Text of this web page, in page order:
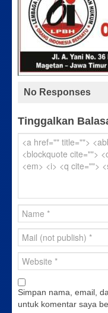
No Responses
Tinggalkan
Simpan nama, email,
untuk komentar saya